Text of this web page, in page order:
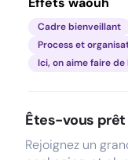
Cadre bienveillant
Process et
Ici, on aime faire
Êtes-vous prêt
Rejoignez un